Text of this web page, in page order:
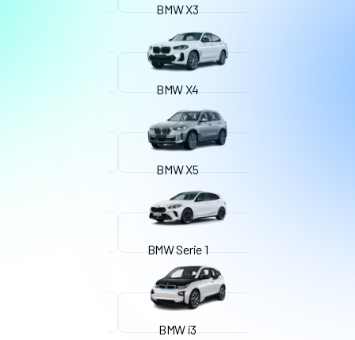
BMW X3
BMW X4
BMW X5
BMW Serie 1
BMW i3